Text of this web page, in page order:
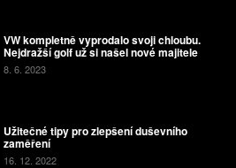
VW kompletně vyprodalo svoji chloubu.
Nejdražší golf už si našel nové majitele
8. 6. 2023
Užitečné tipy pro zlepšení duševního
zaměření
16. 12. 2022